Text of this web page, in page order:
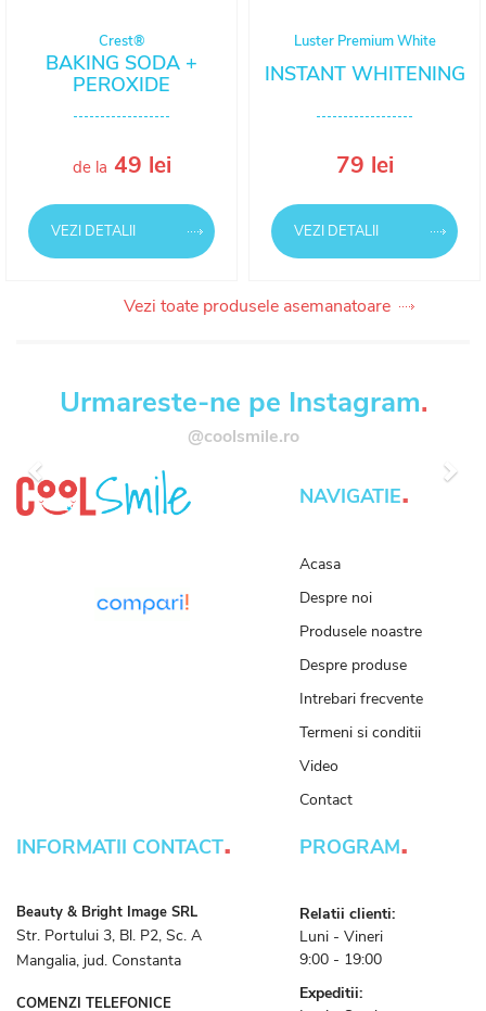
Crest®
BAKING SODA +
PEROXIDE
de la 49 lei
VEZI DETALII
Luster Premium White
INSTANT WHITENING
79 lei
VEZI DETALII
Vezi toate produsele asemanatoare
Urmareste-ne pe Instagram.
@coolsmile.ro
Anterior NAVIGATIE.
Acasa
Despre noi
Produsele noastre
Despre produse
Intrebari frecvente
Termeni si conditii
Video
Contact
PROGRAM.
Relatii clienti:
Luni - Vineri
9:00 - 19:00
Expeditii:
INFORMATII CONTACT.
Beauty & Bright Image SRL
Str. Portului 3, Bl. P2, Sc. A
Mangalia, jud. Constanta
COMENZI TELEFONICE